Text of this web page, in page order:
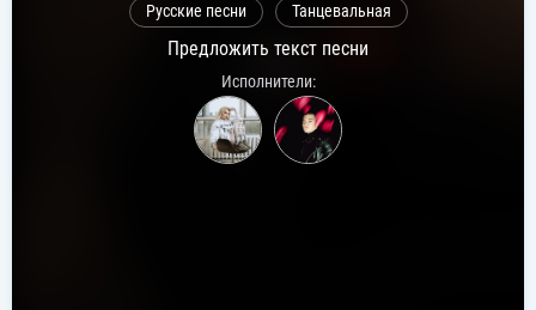
Русские песни Танцевальная
Предложить текст песни
Исполнители: